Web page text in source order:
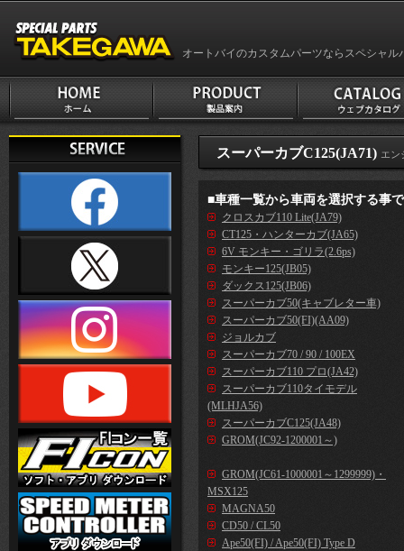
オートバイのカスタムパーツならスペシャル
スーパーカブC125(JA71) エン
■車種一覧から車両を選択する事
クロスカブ110 Lite(JA79)
CT125・ハンターカブ(JA65)
6V モンキー・ゴリラ(2.6ps)
モンキー125(JB05)
ダックス125(JB06)
スーパーカブ50(キャブレター車)
スーパーカブ50(FI)(AA09)
ジョルカブ
スーパーカブ70 / 90 / 100EX
スーパーカブ110 プロ(JA42)
スーパーカブ110タイモデル
(MLHJA56)
スーパーカブC125(JA48)
GROM(JC92-1200001～)
GROM(JC61-1000001～1299999)・
MSX125
MAGNA50
CD50 / CL50
Ape50(FI) / Ape50(FI) Type D